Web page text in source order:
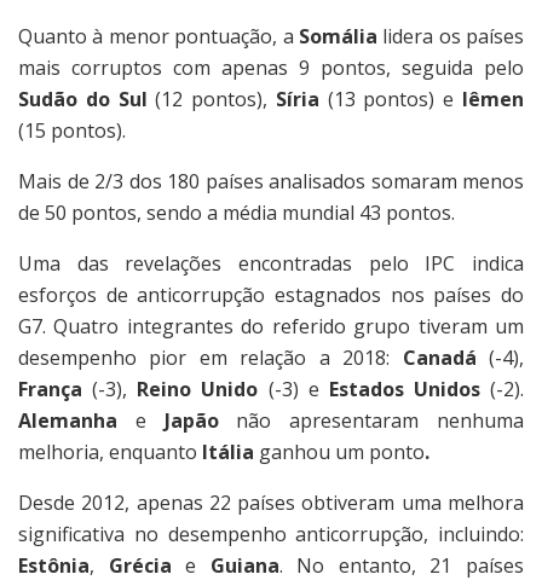
Quanto à menor pontuação, a Somália lidera os países
mais corruptos com apenas 9 pontos, seguida pelo
Sudão do Sul(12 pontos), Síria (13 pontos) e Iêmen
(15 pontos).
Mais de 2/3 dos 180 países analisados somaram menos
de 50 pontos, sendo a média mundial 43 pontos.
Uma das revelações encontradas pelo IPC indica
esforços de anticorrupção estagnados nos países do
G7. Quatro integrantes do referido grupo tiveram um
desempenho pior em relação a 2018: Canadá (-4),
França (-3), Reino Unido (-3) e Estados Unidos(-2).
Alemanha e Japão não apresentaram nenhuma
melhoria, enquanto Itália ganhou um ponto.
Desde 2012, apenas 22 países obtiveram uma melhora
significativa no desempenho anticorrupção, incluindo:
Estônia, Gréciae Guiana. No entanto, 21 países